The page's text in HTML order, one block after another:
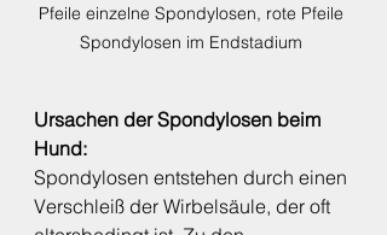
Pfeile einzelne Spondylosen, rote Pfeile
Spondylosen im Endstadium
Ursachen der Spondylosen beim
Hund:
Spondylosen entstehen durch einen
Verschleiß der Wirbelsäule, der oft